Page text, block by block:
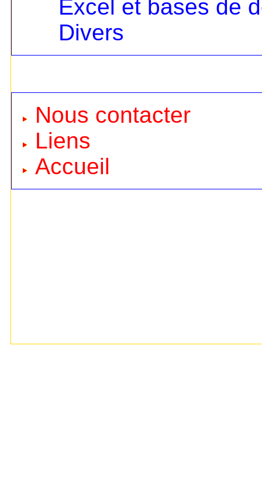
Excel et bases de
Divers
Nous contacter
Liens
Accueil